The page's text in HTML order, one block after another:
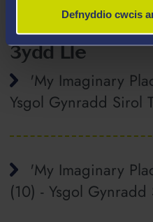
Defnyddio cwcis
3ydd Lle
'My Imaginary
Ysgol Gynradd Sirol
'My Imaginary
(10) - Ysgol Gynradd